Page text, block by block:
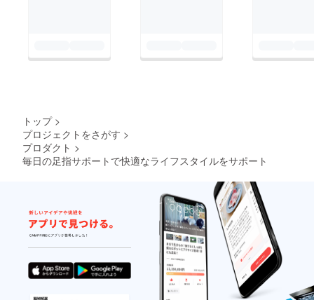
トップ >
プロジェクトをさがす >
プロダクト >
毎日の足指サポートで快適なライフスタイルをサポート